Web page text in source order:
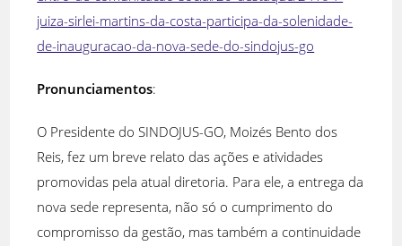
juiza-sirlei-martins-da-costa-participa-da-solenidade-
de-inauguracao-da-nova-sede-do-sindojus-go
Pronunciamentos:
O Presidente do SINDOJUS-GO, Moizés Bento dos
Reis, fez um breve relato das ações e atividades
promovidas pela atual diretoria. Para ele, a entrega da
nova sede representa, não só o cumprimento do
compromisso da gestão, mas também a continuidade